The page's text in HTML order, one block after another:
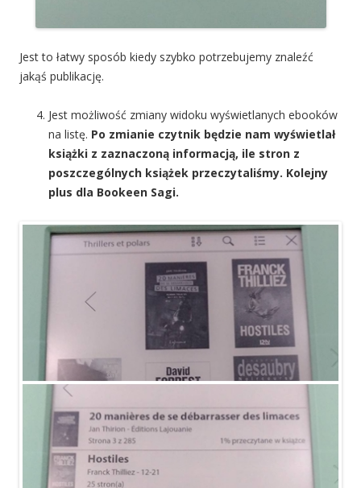
Jest to łatwy sposób kiedy szybko potrzebujemy znaleźć
jakąś publikację.
Jest możliwość zmiany widoku wyświetlanych ebooków
na listę. Po zmianie czytnik będzie nam wyświetlał
książki z zaznaczoną informacją, ile stron z
poszczególnych książek przeczytaliśmy. Kolejny
plus dla Bookeen Sagi.